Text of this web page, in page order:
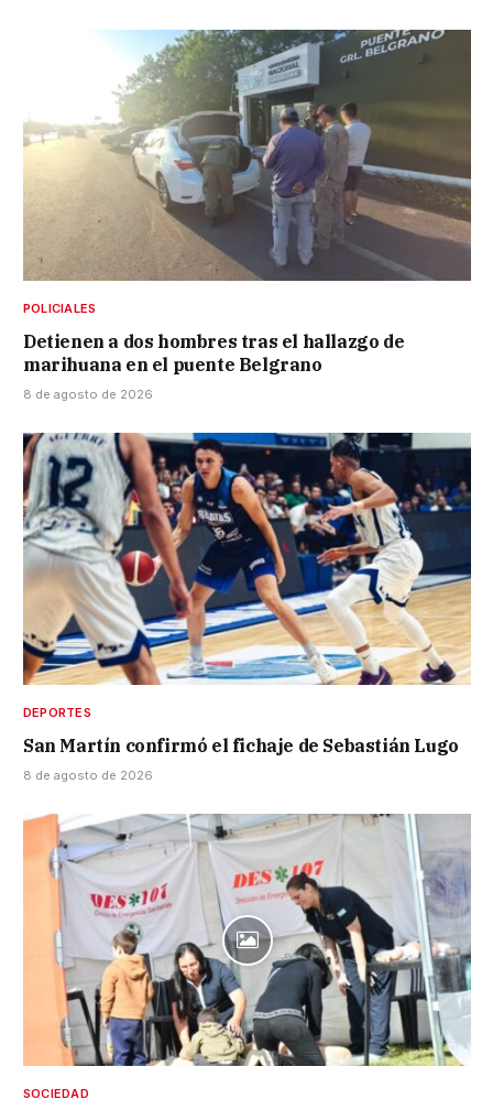
POLICIALES
Detienen a dos hombres tras el hallazgo de
marihuana en el puente Belgrano
8 de agosto de 2026
DEPORTES
San Martín confirmó el fichaje de Sebastián Lugo
8 de agosto de 2026
SOCIEDAD